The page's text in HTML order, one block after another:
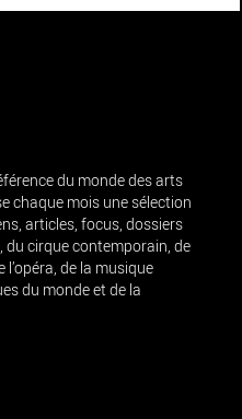
du monde des arts
chaque mois une sélection
articles, focus, dossiers
cirque contemporain, de
de la musique
du monde et de la